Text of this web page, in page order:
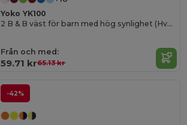
Yoko YK100
2 B & B väst för barn med hög synlighet (Hvw100Ch)
Från och med:
59.71 kr65.13 kr
-42%